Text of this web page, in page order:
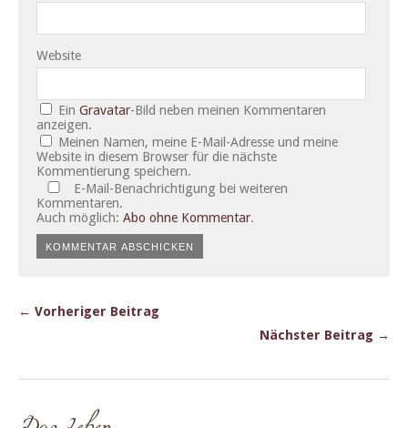
Website
EinGravatar-Bild neben meinen Kommentaren
anzeigen.
Meinen Namen, meine E-Mail-Adresse und meine
Website in diesem Browser für die nächste
Kommentierung speichern.
E-Mail-Benachrichtigung bei weiteren
Kommentaren.
Auch möglich: Abo ohne Kommentar.
← Vorheriger Beitrag
Nächster Beitrag →